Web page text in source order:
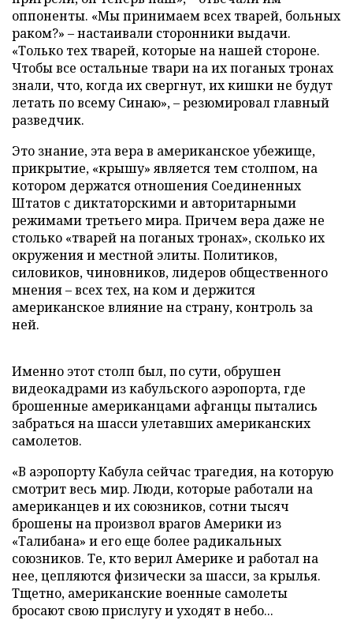
оппоненты. «Мы принимаем всех тварей, больных
раком?» – настаивали сторонники выдачи.
«Только тех тварей, которые на нашей стороне.
Чтобы все остальные твари на их поганых тронах
знали, что, когда их свергнут, их кишки не будут
летать по всему Синаю», – резюмировал главный
разведчик.
Это знание, эта вера в американское убежище,
прикрытие, «крышу» является тем столпом, на
котором держатся отношения Соединенных
Штатов с диктаторскими и авторитарными
режимами третьего мира. Причем вера даже не
столько «тварей на поганых тронах», сколько их
окружения и местной элиты. Политиков,
силовиков, чиновников, лидеров общественного
мнения – всех тех, на ком и держится
американское влияние на страну, контроль за
ней.
Именно этот столп был, по сути, обрушен
видеокадрами из кабульского аэропорта, где
брошенные американцами афганцы пытались
забраться на шасси улетавших американских
самолетов.
«В аэропорту Кабула сейчас трагедия, на которую
смотрит весь мир. Люди, которые работали на
американцев и их союзников, сотни тысяч
брошены на произвол врагов Америки из
«Талибана» и его еще более радикальных
союзников. Те, кто верил Америке и работал на
нее, цепляются физически за шасси, за крылья.
Тщетно, американские военные самолеты
бросают свою прислугу и уходят в небо...